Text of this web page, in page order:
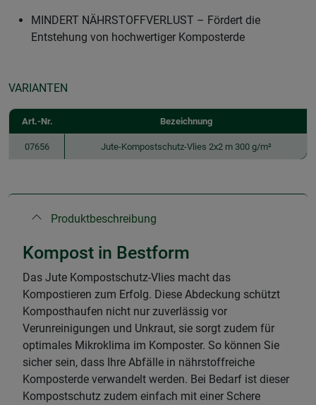
MINDERT NÄHRSTOFFVERLUST – Fördert die
Entstehung von hochwertiger Komposterde
VARIANTEN
Art.-Nr. Bezeichnung
07656 Jute-Kompostschutz-Vlies 2x2 m 300 g/m²
Produktbeschreibung
Kompost in Bestform
Das Jute Kompostschutz-Vlies macht das
Kompostieren zum Erfolg. Diese Abdeckung schützt
Komposthaufen nicht nur zuverlässig vor
Verunreinigungen und Unkraut, sie sorgt zudem für
optimales Mikroklima im Komposter. So können Sie
sicher sein, dass Ihre Abfälle in nährstoffreiche
Komposterde verwandelt werden. Bei Bedarf ist dieser
Kompostschutz zudem einfach mit einer Schere